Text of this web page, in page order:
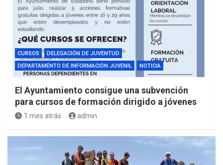
CURSOS
DELEGACIÓN DE JUVENTUD
DEPARTAMENTO DE INFORMACIÓN JUVENIL
NOTICIA
El Ayuntamiento consigue una subvención
para cursos de formación dirigido a jóvenes
1 mes atrás admin